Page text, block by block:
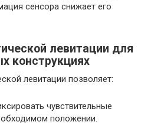
сенсора снижает его
левитации для
конструкциях
левитации позволяет:
чувствительные
положении.